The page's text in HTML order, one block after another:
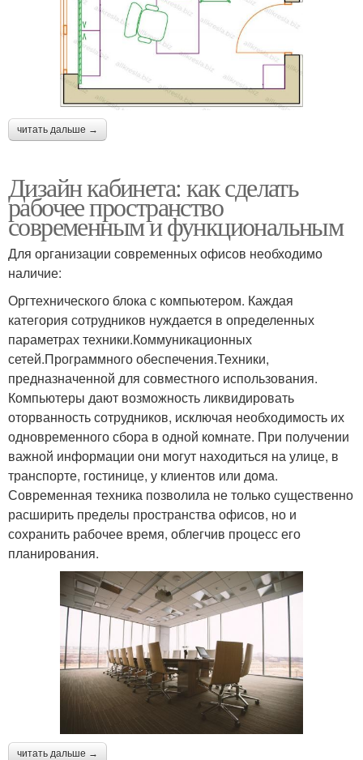
читать дальше →
Дизайн кабинета: как сделать
рабочее пространство
современным и функциональным
Для организации современных офисов необходимо
наличие:
Оргтехнического блока с компьютером. Каждая
категория сотрудников нуждается в определенных
параметрах техники.Коммуникационных
сетей.Программного обеспечения.Техники,
предназначенной для совместного использования.
Компьютеры дают возможность ликвидировать
оторванность сотрудников, исключая необходимость их
одновременного сбора в одной комнате. При получении
важной информации они могут находиться на улице, в
транспорте, гостинице, у клиентов или дома.
Современная техника позволила не только существенно
расширить пределы пространства офисов, но и
сохранить рабочее время, облегчив процесс его
планирования.
читать дальше →